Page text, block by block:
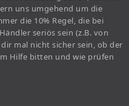
uns umgehend um die
die 10% Regel, die bei
seriös sein (z.B. von
mal nicht sicher sein, ob der
Hilfe bitten und wie prüfen